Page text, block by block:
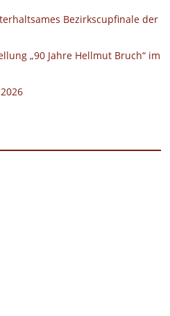
Bezirkscupfinale der
„90 Jahre Hellmut Bruch“ im